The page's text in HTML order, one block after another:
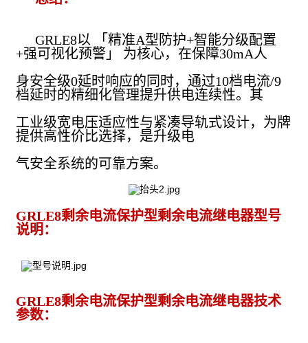
GRLE8以 「精准A型防护+智能分级配置
+强可视化预警」 为核心，在保障30mA人
身安全级0延时响应的同时，通过10档电流/9
档延时的精细化管理提升供电连续性。其
工业级宽电压适应性与紧凑导轨式设计，为牌
提供高性价比选择，是升级电
气安全系统的可靠方案。
GRLE8剩余电流保护型剩余电流继电器型号
说明：
GRLE8剩余电流保护型剩余电流继电器技术
参数：